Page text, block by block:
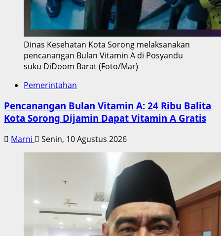
Dinas Kesehatan Kota Sorong melaksanakan
pencanangan Bulan Vitamin A di Posyandu
suku DiDoom Barat (Foto/Mar)
Pemerintahan
Pencanangan Bulan Vitamin A: 24 Ribu Balita
Kota Sorong Dijamin Dapat Vitamin A Gratis
Marni Senin, 10 Agustus 2026